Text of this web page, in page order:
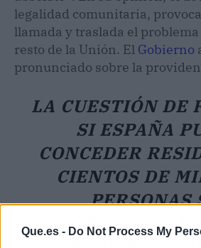
Que.es - Do Not Process My
legalidad comunitaria,
llamada y traslada el
resto de la Unión. El Gobierno
pronunciado sobre la
LA CUESTIÓN DE
SI ESPAÑA
CONCEDER
CIENTOS DE
PERSONAS
COORDINACIÓN